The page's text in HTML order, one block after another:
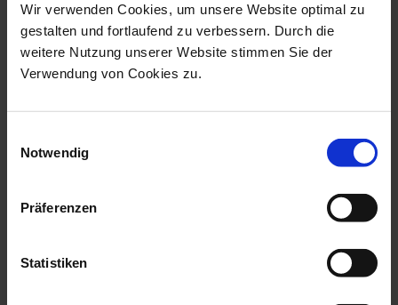
Wir verwenden Cookies, um unsere Website optimal zu
gestalten und fortlaufend zu verbessern. Durch die
weitere Nutzung unserer Website stimmen Sie der
Verwendung von Cookies zu.
Notwendig
Präferenzen
Statistiken
MEHR INFO